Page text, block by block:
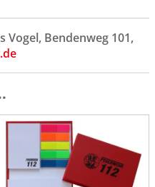
Bendenweg 101,